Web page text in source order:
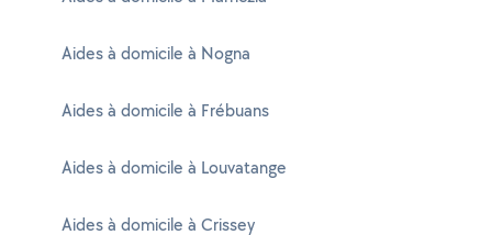
Aides à domicile à Nogna
Aides à domicile à Frébuans
Aides à domicile à Louvatange
Aides à domicile à Crissey